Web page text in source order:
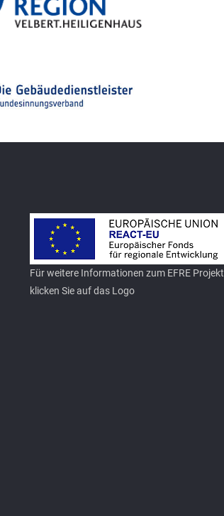
Für weitere Informationen zum EFRE Projekt
klicken Sie auf das Logo